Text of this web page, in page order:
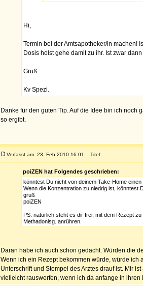
Hi,
Termin bei der Amtsapotheker/in machen!
Dosis holst gehe damit zu ihr. Ist zwar
Gruß
Kv Spezi.
Danke für den guten Tip. Auf die Idee bin ich
so ergibt.
Verfasst am: 23. Feb 2010 16:01 Titel:
poiZEN hat Folgendes geschrieben:
könntest Du nicht von deinem Take-Home
Wenn die Konzentration zu niedrig ist, könntest
gruß
poiZEN
PS: natürlich steht es dir frei, mit dem Rezept
Methadonlsg. anrühren.
Daran habe ich auch schon gedacht. Würden die
Wenn ich ein Rezept bekommen würde, würde ich
Unterschrift und Stempel des Arztes drauf ist. Mir
vielleicht rauswerfen, wenn ich da anfange in